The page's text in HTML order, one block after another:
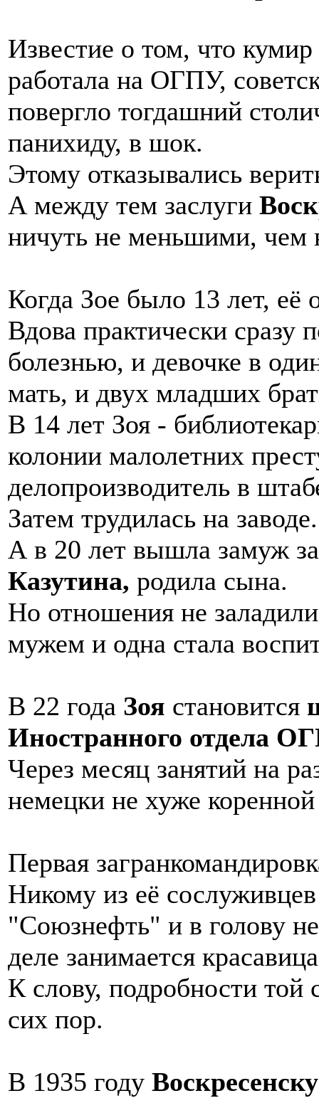
Известие о том, что
работала на ОГПУ,
повергло тогдашний
панихиду, в шок.
Этому отказывались
А между тем заслуги
ничуть не меньшими, чем
Когда Зое было 13 лет, её
Вдова практически сразу
болезнью, и девочке в
мать, и двух младших
В 14 лет Зоя -
колонии малолетних
делопроизводитель в
Затем трудилась на заводе.
А в 20 лет вышла замуж
Казутина, родила сына.
Но отношения не
мужем и одна стала
В 22 года Зоя становится
Иностранного отдела
Через месяц занятий на
немецки не хуже
Первая
Никому из её
"Союзнефть" и в голову
деле занимается
К слову, подробности той
сих пор.
В 1935 году